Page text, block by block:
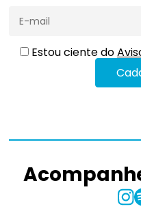
Estou ciente do